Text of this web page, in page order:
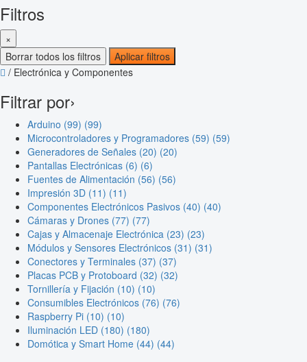
Filtros
×
Borrar todos los filtros
Aplicar filtros
/ Electrónica y Componentes
Filtrar por›
Arduino (99) (99)
Microcontroladores y Programadores (59) (59)
Generadores de Señales (20) (20)
Pantallas Electrónicas (6) (6)
Fuentes de Alimentación (56) (56)
Impresión 3D (11) (11)
Componentes Electrónicos Pasivos (40) (40)
Cámaras y Drones (77) (77)
Cajas y Almacenaje Electrónica (23) (23)
Módulos y Sensores Electrónicos (31) (31)
Conectores y Terminales (37) (37)
Placas PCB y Protoboard (32) (32)
Tornillería y Fijación (10) (10)
Consumibles Electrónicos (76) (76)
Raspberry Pi (10) (10)
Iluminación LED (180) (180)
Domótica y Smart Home (44) (44)